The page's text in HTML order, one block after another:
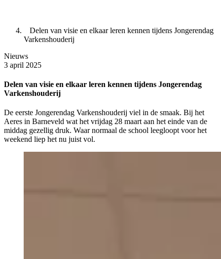
Delen van visie en elkaar leren kennen tijdens Jongerendag
Varkenshouderij
Nieuws
3 april 2025
Delen van visie en elkaar leren kennen tijdens Jongerendag
Varkenshouderij
De eerste Jongerendag Varkenshouderij viel in de smaak. Bij het
Aeres in Barneveld wat het vrijdag 28 maart aan het einde van de
middag gezellig druk. Waar normaal de school leegloopt voor het
weekend liep het nu juist vol.